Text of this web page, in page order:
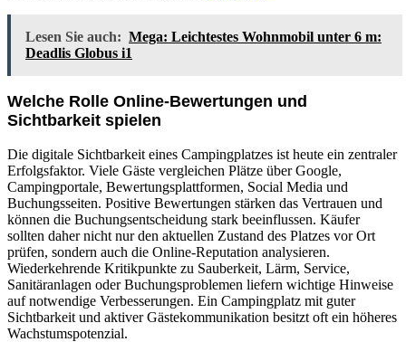
Lesen Sie auch: Mega: Leichtestes Wohnmobil unter 6 m:
Deadlis Globus i1
Welche Rolle Online-Bewertungen und
Sichtbarkeit spielen
Die digitale Sichtbarkeit eines Campingplatzes ist heute ein zentraler
Erfolgsfaktor. Viele Gäste vergleichen Plätze über Google,
Campingportale, Bewertungsplattformen, Social Media und
Buchungsseiten. Positive Bewertungen stärken das Vertrauen und
können die Buchungsentscheidung stark beeinflussen. Käufer
sollten daher nicht nur den aktuellen Zustand des Platzes vor Ort
prüfen, sondern auch die Online-Reputation analysieren.
Wiederkehrende Kritikpunkte zu Sauberkeit, Lärm, Service,
Sanitäranlagen oder Buchungsproblemen liefern wichtige Hinweise
auf notwendige Verbesserungen. Ein Campingplatz mit guter
Sichtbarkeit und aktiver Gästekommunikation besitzt oft ein höheres
Wachstumspotenzial.